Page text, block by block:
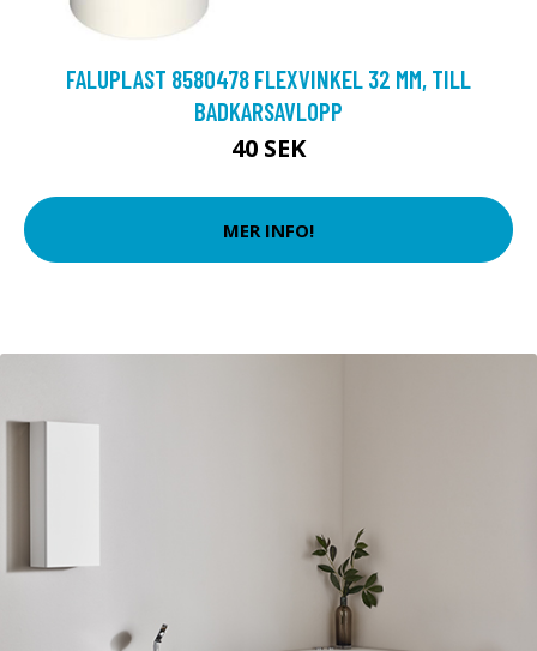
FALUPLAST 8580478 FLEXVINKEL 32 MM, TILL
BADKARSAVLOPP
40 SEK
MER INFO!